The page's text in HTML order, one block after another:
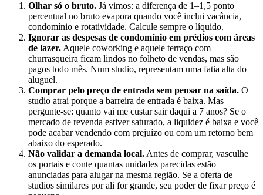
Olhar só o bruto. Já vimos: a diferença de 1–1,5 ponto
percentual no bruto evapora quando você inclui vacância,
condomínio e rotatividade. Calcule sempre o líquido.
Ignorar as despesas de condomínio em prédios com áreas
de lazer. Aquele coworking e aquele terraço com
churrasqueira ficam lindos no folheto de vendas, mas são
pagos todo mês. Num studio, representam uma fatia alta do
aluguel.
Comprar pelo preço de entrada sem pensar na saída. O
studio atrai porque a barreira de entrada é baixa. Mas
pergunte-se: quanto vai me custar sair daqui a 7 anos? Se o
mercado de revenda estiver saturado, a liquidez é baixa e você
pode acabar vendendo com prejuízo ou com um retorno bem
abaixo do esperado.
Não validar a demanda local. Antes de comprar, vasculhe
os portais e conte quantas unidades parecidas estão
anunciadas para alugar na mesma região. Se a oferta de
studios similares por ali for grande, seu poder de fixar preço é